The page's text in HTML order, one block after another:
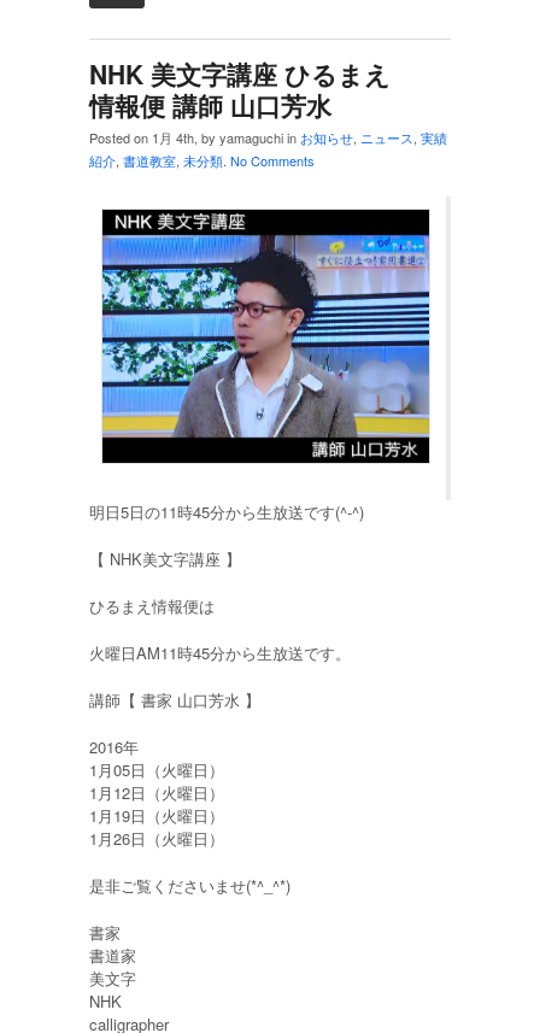
NHK 美文字講座 ひるまえ
情報便 講師 山口芳水
Posted on 1月 4th, by yamaguchi in お知らせ, ニュース, 実績
紹介, 書道教室, 未分類. No Comments
明日5日の11時45分から生放送です(^-^)
【 NHK美文字講座 】
ひるまえ情報便は
火曜日AM11時45分から生放送です。
講師【 書家 山口芳水 】
2016年
1月05日（火曜日）
1月12日（火曜日）
1月19日（火曜日）
1月26日（火曜日）
是非ご覧くださいませ(*^_^*)
‪書家‬
‪書道家‬
‪美文字‬
‪NHK‬
‪calligrapher‬